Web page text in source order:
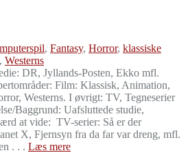
, Fantasy, Horror, klassiske
, Westerns
DR, Jyllands-Posten, Ekko mfl.
Film: Klassisk, Animation,
Westerns. I øvrigt: TV, Tegneserier
Baggrund: Uafsluttede studie,
at vide: TV-serier: Så er der
X, Fjernsyn fra da far var dreng, mfl.
. . . Læs mere